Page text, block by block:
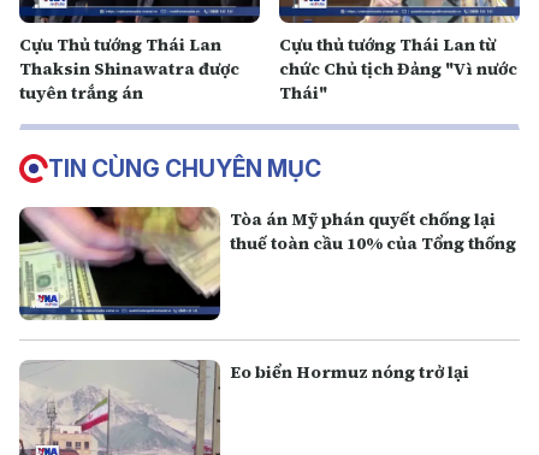
Cựu Thủ tướng Thái Lan
Thaksin Shinawatra được
tuyên trắng án
Cựu thủ tướng Thái Lan từ
chức Chủ tịch Đảng "Vì nước
Thái"
TIN CÙNG CHUYÊN MỤC
Tòa án Mỹ phán quyết chống lại
thuế toàn cầu 10% của Tổng thống
Eo biển Hormuz nóng trở lại